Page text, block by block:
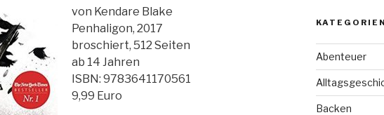
von Kendare Blake
Penhaligon, 2017
broschiert, 512 Seiten
ab 14 Jahren
ISBN: 9783641170561
9,99 Euro
KATEGORIEN
Abenteuer
Backen